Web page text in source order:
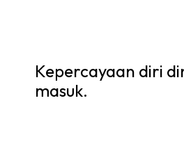
Kepercayaan diri
masuk.